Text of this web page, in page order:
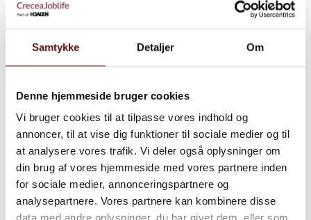
Samtykke Detaljer Om
Denne hjemmeside bruger cookies
Vi bruger cookies til at tilpasse vores indhold og
annoncer, til at vise dig funktioner til sociale medier og til
at analysere vores trafik. Vi deler også oplysninger om
din brug af vores hjemmeside med vores partnere inden
for sociale medier, annonceringspartnere og
analysepartnere. Vores partnere kan kombinere disse